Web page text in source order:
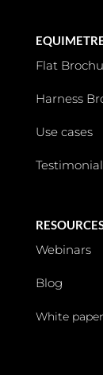
Flat
Harness
Use cases
Webinars
Blog
White